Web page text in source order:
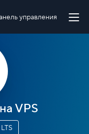
управления
VPS